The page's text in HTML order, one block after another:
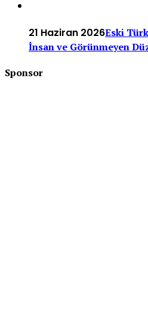
21 Haziran 2026Eski
İnsan ve Görünmeyen
Sponsor